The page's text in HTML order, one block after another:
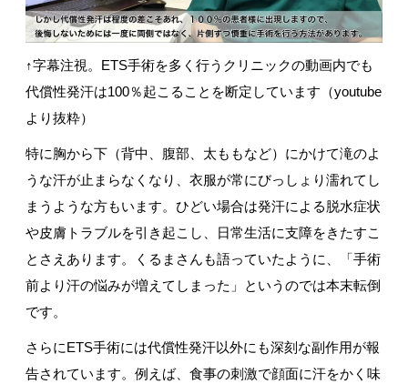
↑字幕注視。ETS手術を多く行うクリニックの動画内でも
代償性発汗は100％起こることを断定しています（youtube
より抜粋）
特に胸から下（背中、腹部、太ももなど）にかけて滝のよ
うな汗が止まらなくなり、衣服が常にびっしょり濡れてし
まうような方もいます。ひどい場合は発汗による脱水症状
や皮膚トラブルを引き起こし、日常生活に支障をきたすこ
とさえあります。くるまさんも語っていたように、「手術
前より汗の悩みが増えてしまった」というのでは本末転倒
です。
さらにETS手術には代償性発汗以外にも深刻な副作用が報
告されています。例えば、食事の刺激で顔面に汗をかく味